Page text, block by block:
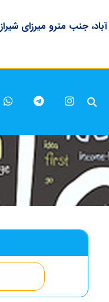
جنب مترو میرزای شیراز